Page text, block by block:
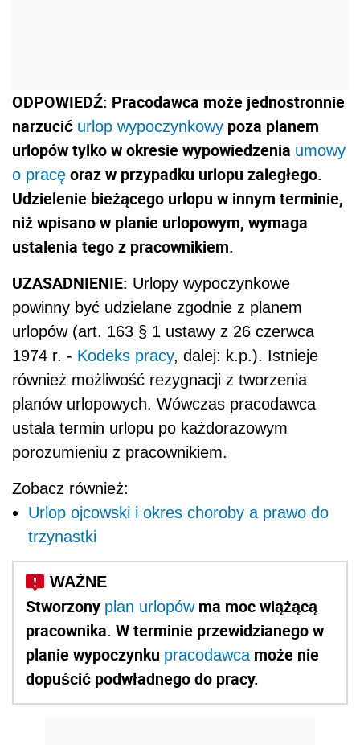
ODPOWIEDŹ: Pracodawca może jednostronnie
narzucić urlop wypoczynkowy poza planem
urlopów tylko w okresie wypowiedzenia umowy
o pracę oraz w przypadku urlopu zaległego.
Udzielenie bieżącego urlopu w innym terminie,
niż wpisano w planie urlopowym, wymaga
ustalenia tego z pracownikiem.
UZASADNIENIE: Urlopy wypoczynkowe
powinny być udzielane zgodnie z planem
urlopów (art. 163 § 1 ustawy z 26 czerwca
1974 r. - Kodeks pracy, dalej: k.p.). Istnieje
również możliwość rezygnacji z tworzenia
planów urlopowych. Wówczas pracodawca
ustala termin urlopu po każdorazowym
porozumieniu z pracownikiem.
Zobacz również:
Urlop ojcowski i okres choroby a prawo do
trzynastki
Stworzony plan urlopówma moc wiążącą
pracownika. W terminie przewidzianego w
planie wypoczynku pracodawcamoże nie
dopuścić podwładnego do pracy.